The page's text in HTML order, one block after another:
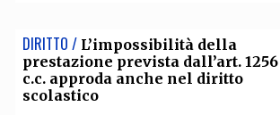
DIRITTO / L’impossibilità della
prestazione prevista dall’art. 1256
c.c. approda anche nel diritto
scolastico